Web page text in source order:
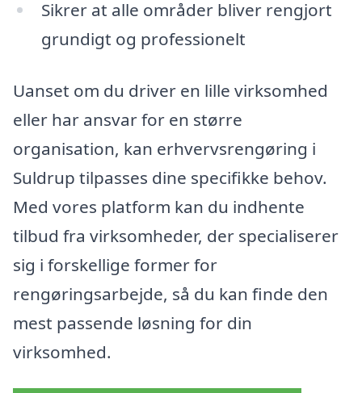
Sikrer at alle områder bliver rengjort
grundigt og professionelt
Uanset om du driver en lille virksomhed
eller har ansvar for en større
organisation, kan erhvervsrengøring i
Suldrup tilpasses dine specifikke behov.
Med vores platform kan du indhente
tilbud fra virksomheder, der specialiserer
sig i forskellige former for
rengøringsarbejde, så du kan finde den
mest passende løsning for din
virksomhed.